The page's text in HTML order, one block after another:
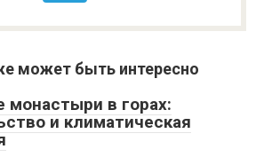
может быть интересно
монастыри в горах:
и климатическая